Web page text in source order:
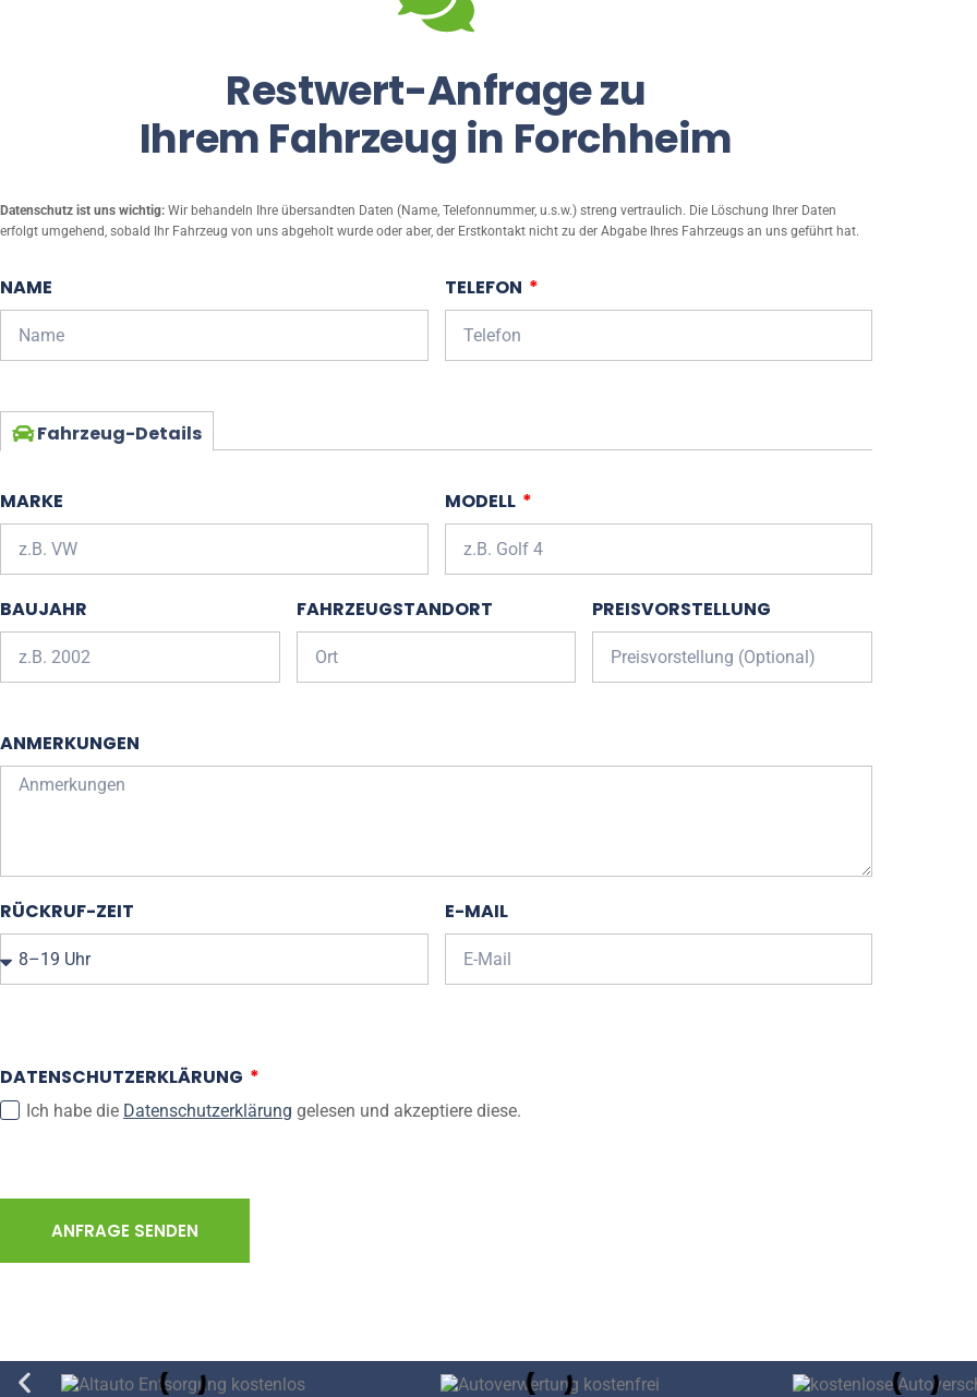
Restwert-Anfrage zu
Ihrem Fahrzeug in Forchheim
Datenschutz ist uns wichtig: Wir behandeln Ihre übersandten Daten (Name, Telefonnummer, u.s.w.) streng vertraulich. Die Löschung Ihrer Daten
erfolgt umgehend, sobald Ihr Fahrzeug von uns abgeholt wurde oder aber, der Erstkontakt nicht zu der Abgabe Ihres Fahrzeugs an uns geführt hat.
NAME TELEFON
Fahrzeug-Details
MARKE MODELL
BAUJAHR FAHRZEUGSTANDORT PREISVORSTELLUNG
ANMERKUNGEN
RÜCKRUF-ZEIT E-MAIL
DATENSCHUTZERKLÄRUNG
Ich habe die Datenschutzerklärung gelesen und akzeptiere diese.
ANFRAGE SENDEN